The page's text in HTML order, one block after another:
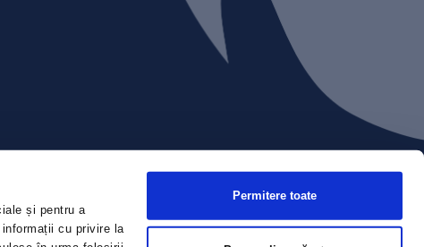
și pentru a
cu privire la
Permitere toate